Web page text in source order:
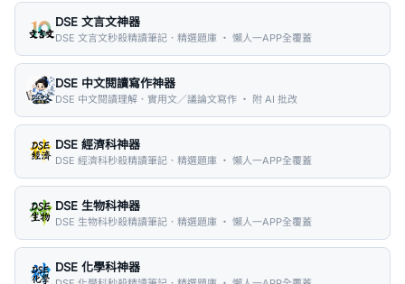
DSE 文言文神器
DSE 文言文秒殺精讀筆記．精選題庫 ・ 懶人一APP全覆蓋
DSE 中文閱讀寫作神器
DSE 中文閱讀理解．實用文／議論文寫作 ・ 附 AI 批改
DSE 經濟科神器
DSE 經濟科秒殺精讀筆記．精選題庫 ・ 懶人一APP全覆蓋
DSE 生物科神器
DSE 生物科秒殺精讀筆記．精選題庫 ・ 懶人一APP全覆蓋
DSE 化學科神器